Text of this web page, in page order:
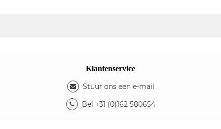
Klantenservice
Stuur ons een e-mail
Bel +31 (0)162 580654